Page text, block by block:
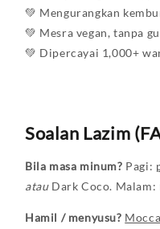
💚 Mengurangkan
💚 Mesra vegan, tanpa
💚 Dipercayai 1,000+
Soalan Lazim
Bila masa minum? Pagi:
atauDark Coco. Malam:
Hamil / menyusu?